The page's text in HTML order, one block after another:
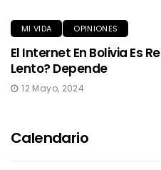
MI VIDA OPINIONES
El Internet En Bolivia Es
Lento? Depende
12 Mayo, 2024
Calendario